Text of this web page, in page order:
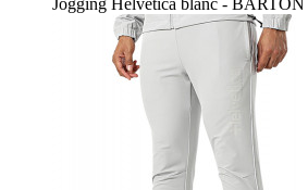
Jogging Helvetica blanc -